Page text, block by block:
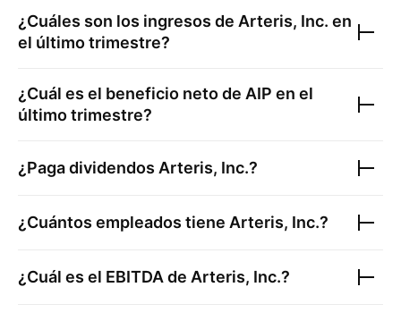
¿Cuáles son los ingresos de Arteris, Inc. en
el último trimestre?
¿Cuál es el beneficio neto de AIP en el
último trimestre?
¿Paga dividendos Arteris, Inc.?
¿Cuántos empleados tiene Arteris, Inc.?
¿Cuál es el EBITDA de Arteris, Inc.?